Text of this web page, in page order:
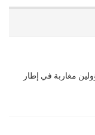
مغاربة في إطار